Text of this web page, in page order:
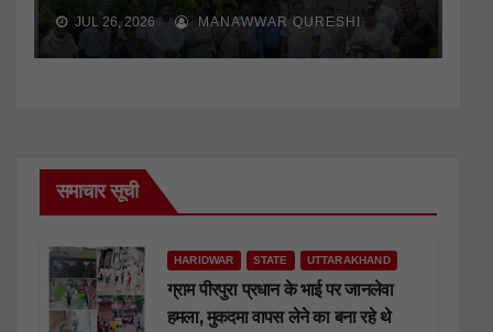
JUL 26, 2026 MANAWWAR QURESHI
समाचार सूची
HARIDWAR STATE UTTARAKHAND
ग्राम पीरपुरा प्रधान के भाई पर जानलेवा
हमला, मुकदमा वापस लेने का बना रहे थे